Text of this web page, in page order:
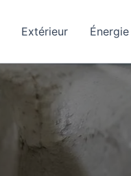
Extérieur Énergie